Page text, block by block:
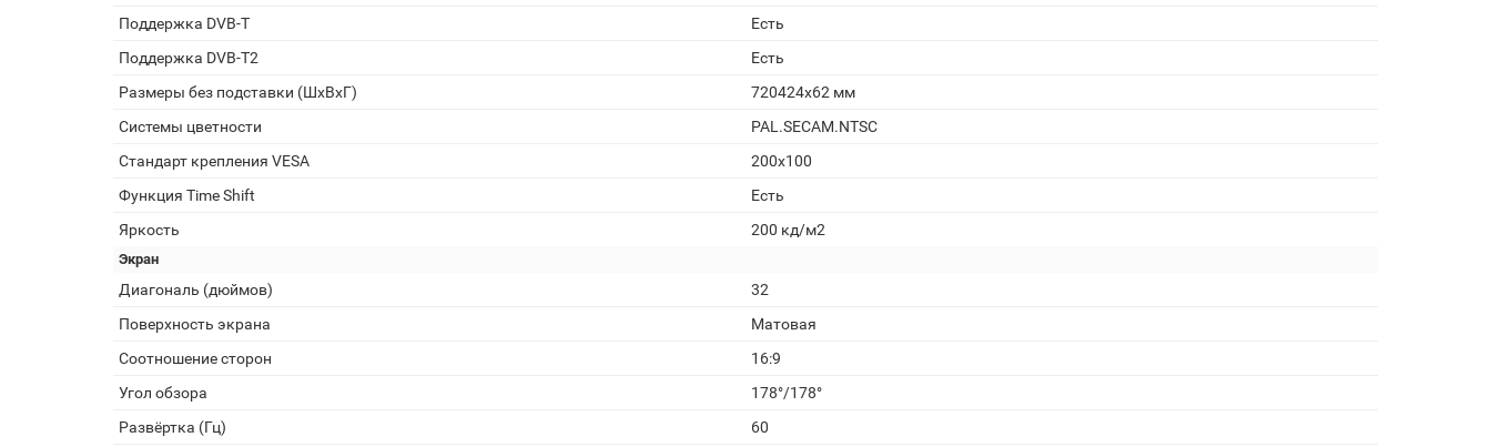
Поддержка DVB-T
Есть
Поддержка DVB-T2
Есть
Размеры без подставки (ШxВxГ)
720424x62 мм
Системы цветности
PAL.SECAM.NTSC
Стандарт крепления VESA
200х100
Функция Time Shift
Есть
Яркость
200 кд/м2
Экран
Диагональ (дюймов)
32
Поверхность экрана
Матовая
Соотношение сторон
16:9
Угол обзора
178°/178°
Развёртка (Гц)
60